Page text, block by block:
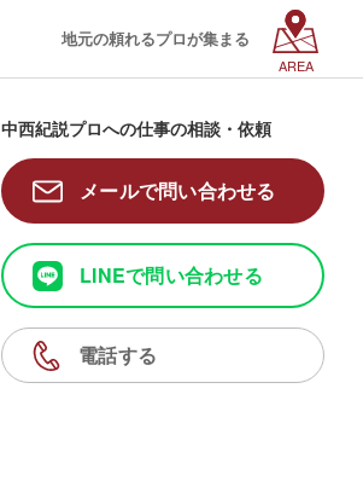
地元の頼れるプロが集まる
AREA
中西紀説プロへの仕事の相談・依頼
メールで問い合わせる
LINEで問い合わせる
電話する